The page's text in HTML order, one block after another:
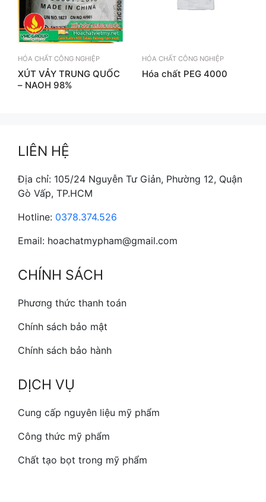
HÓA CHẤT CÔNG NGHIỆP
XÚT VẢY TRUNG QUỐC
– NAOH 98%
HÓA CHẤT CÔNG NGHIỆP
Hóa chất PEG 4000
LIÊN HỆ
Địa chỉ: 105/24 Nguyễn Tư Giản, Phường 12, Quận
Gò Vấp, TP.HCM
Hotline: 0378.374.526
Email: hoachatmypham@gmail.com
CHÍNH SÁCH
Phương thức thanh toán
Chính sách bảo mật
Chính sách bảo hành
DỊCH VỤ
Cung cấp nguyên liệu mỹ phẩm
Công thức mỹ phẩm
Chất tạo bọt trong mỹ phẩm